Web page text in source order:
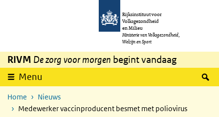
Overslaan en naar de inhoud gaan
Rijksinstituut voor
Volksgezondheid
en Milieu
Ministerie van Volksgezondheid,
Welzijn en Sport
RIVM De zorg voor morgen begint vandaag
Menu
Home
Nieuws
Medewerker vaccinproducent besmet met poliovirus